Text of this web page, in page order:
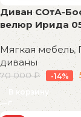
Диван СОтА-
велюр Ирида
Мягкая мебель,
диваны
70 000₽ -14%
В корзину